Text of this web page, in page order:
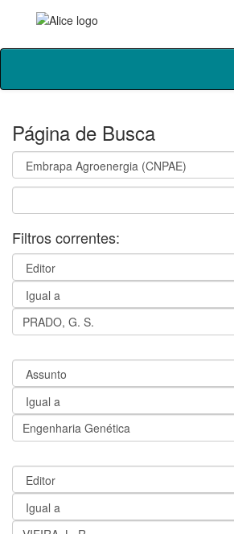
Skip
Página de Busca
Filtros correntes: